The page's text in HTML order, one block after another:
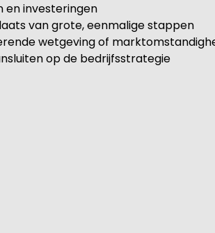
en investeringen
van grote, eenmalige stappen
wetgeving of
op de bedrijfsstrategie